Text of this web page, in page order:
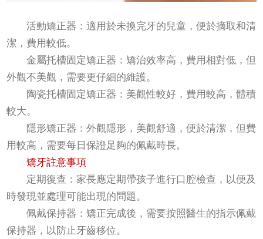
活動矯正器：適用於未換完牙的兒童，便於摘取和清
潔，費用較低。
金屬托槽固定矯正器：矯治效率高，費用相對低，但
外觀不美觀，需要更仔細的維護。
陶瓷托槽固定矯正器：美觀性較好，費用較高，體積
較大。
隱形矯正器：外觀隱形，美觀舒適，便於清潔，但費
用較高，需要每日保證足夠的佩戴時長。
矯牙註意事項
定期復查：家長應定期帶孩子進行口腔檢查，以便及
時發現並處理可能出現的問題。
佩戴保持器：矯正完成後，需要按照醫生的指示佩戴
保持器，以防止牙齒移位。